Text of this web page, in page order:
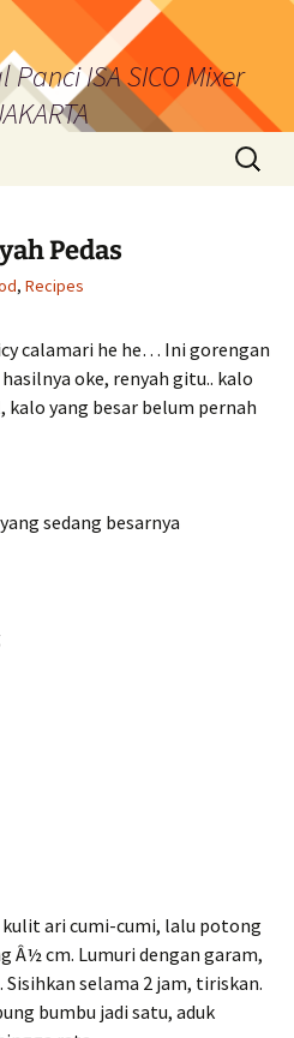
ISA SICO Mixer
Search
for:
Pedas
, Recipes
calamari he he… Ini gorengan
oke, renyah gitu.. kalo
kalo yang besar belum pernah
sedang besarnya
ari cumi-cumi, lalu potong
Â½ cm. Lumuri dengan garam,
Sisihkan selama 2 jam, tiriskan.
bumbu jadi satu, aduk